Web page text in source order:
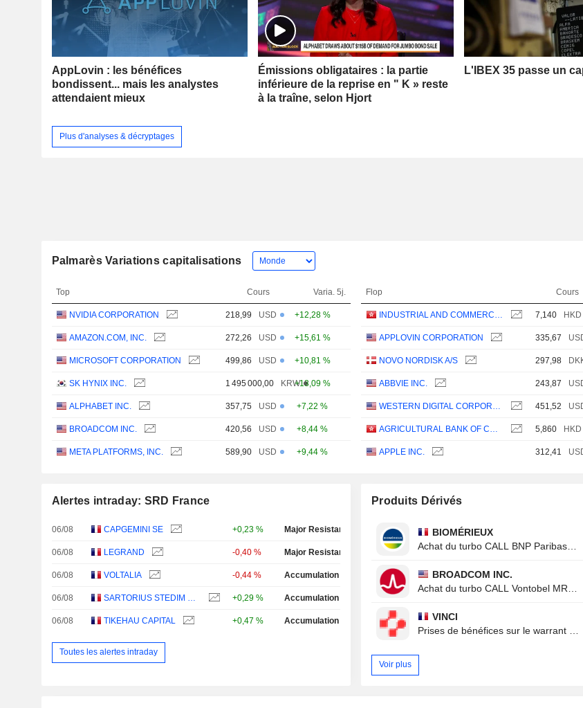
AppLovin : les bénéfices
bondissent... mais les analystes
attendaient mieux
Émissions obligataires : la partie
inférieure de la reprise en " K » reste
à la traîne, selon Hjort
L'IBEX 35 passe un
Plus d'analyses & décryptages
Palmarès Variations capitalisations
Top Cours Varia. 5j.
NVIDIA CORPORATION 218,99 USD +12,28 %
AMAZON.COM, INC. 272,26 USD +15,61 %
MICROSOFT CORPORATION 499,86 USD +10,81 %
SK HYNIX INC. 1 495 000,00 KRW+13,09 %
ALPHABET INC. 357,75 USD +7,22 %
BROADCOM INC. 420,56 USD +8,44 %
META PLATFORMS, INC. 589,90 USD +9,44 %
Flop Cours
7,140 HKD
APPLOVIN CORPORATION 335,67
NOVO NORDISK A/S 297,98
ABBVIE INC. 243,87
451,52
5,860 HKD
APPLE INC. 312,41
Alertes intraday: SRD France
06/08 CAPGEMINI SE +0,23 % Major Resistance Test
06/08 LEGRAND -0,40 % Major Resistance Test
06/08 VOLTALIA -0,44 % Accumulation Phase
06/08 +0,29 % Accumulation Phase
06/08 TIKEHAU CAPITAL +0,47 % Accumulation Phase
Toutes les alertes intraday
Produits Dérivés
BIOMÉRIEUX
Achat du turbo CALL BNP Paribas
BROADCOM INC.
Achat du turbo CALL Vontobel MR20V
VINCI
Prises de bénéfices sur le warrant
Voir plus